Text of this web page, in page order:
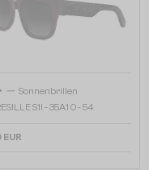
— Sonnenbrillen
S1I - 35A1 O - 54